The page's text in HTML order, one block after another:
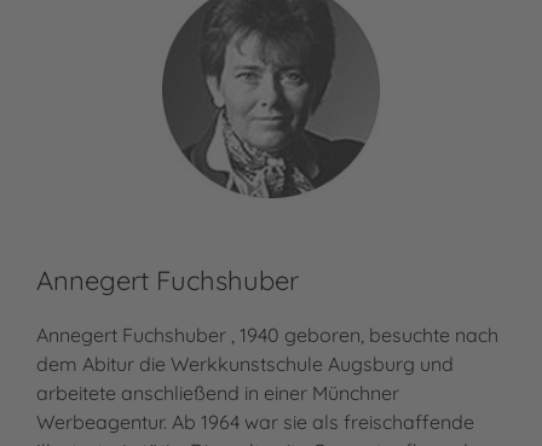
Annegert Fuchshuber
Annegert Fuchshuber , 1940 geboren, besuchte nach
dem Abitur die Werkkunstschule Augsburg und
arbeitete anschließend in einer Münchner
Werbeagentur. Ab 1964 war sie als freischaffende